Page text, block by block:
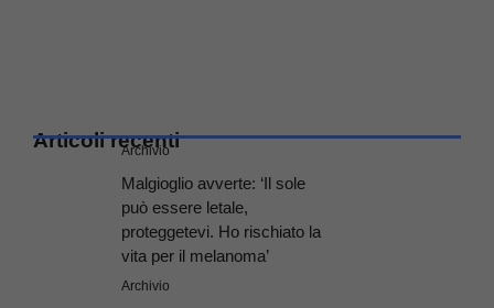
Articoli recenti
Archivio
Malgioglio avverte: ‘Il sole
può essere letale,
proteggetevi. Ho rischiato la
vita per il melanoma’
Archivio